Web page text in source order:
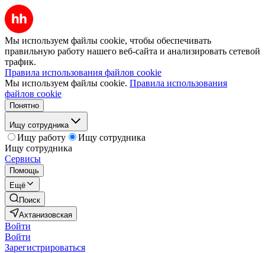
Мы используем файлы cookie, чтобы обеспечивать
правильную работу нашего веб-сайта и анализировать сетевой
трафик.
Правила использования файлов cookie
Мы используем файлы cookie. Правила использования
файлов cookie
Понятно
Ищу сотрудника
Ищу работу
Ищу сотрудника
Ищу сотрудника
Сервисы
Помощь
Ещё
Поиск
Ахтанизовская
Войти
Войти
Зарегистрироваться